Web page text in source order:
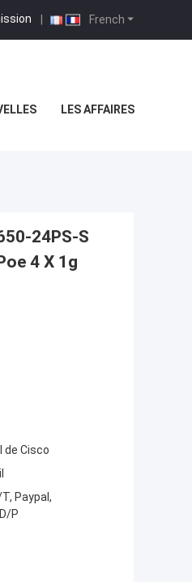
French
|
LES AFFAIRES
24PS-S
4 X 1g
de Cisco
Paypal,
P